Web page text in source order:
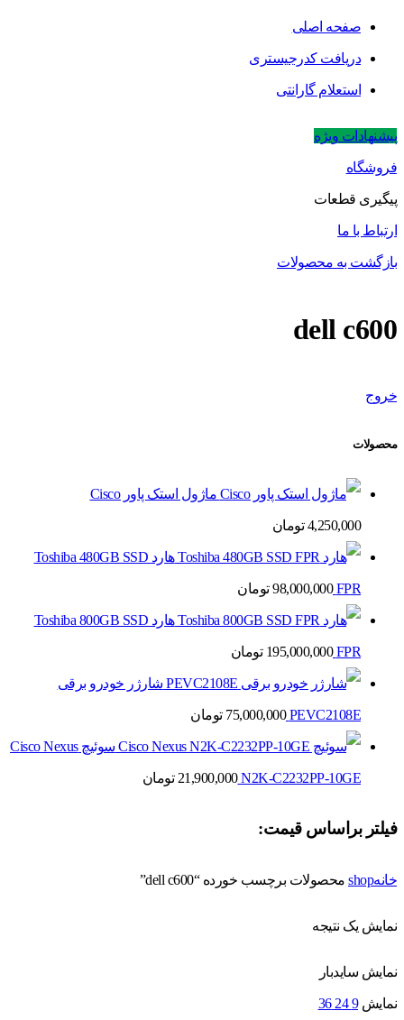
صفحه اصلی
دریافت کدرجیستری
استعلام گارانتی
پیشنهادات ویژه
فروشگاه
پیگیری قطعات
ارتباط با ما
بازگشت به محصولات
dell c600
خروج
محصولات
ماژول استک پاور Cisco
4,250,000 تومان
هارد Toshiba 480GB SSD
FPR
98,000,000 تومان
هارد Toshiba 800GB SSD
FPR
195,000,000 تومان
شارژر خودرو برقی
PEVC2108E
75,000,000 تومان
سوئیچ Cisco Nexus
N2K-C2232PP-10GE
21,900,000 تومان
فیلتر براساس قیمت:
خانهshop محصولات برچسب خورده “dell c600”
نمایش یک نتیجه
نمایش سایدبار
نمایش 9
24
36